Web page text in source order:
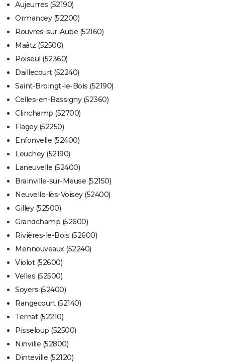
Aujeurres (52190)
Ormancey (52200)
Rouvres-sur-Aube (52160)
Maâtz (52500)
Poiseul (52360)
Daillecourt (52240)
Saint-Broingt-le-Bois (52190)
Celles-en-Bassigny (52360)
Clinchamp (52700)
Flagey (52250)
Enfonvelle (52400)
Leuchey (52190)
Laneuvelle (52400)
Brainville-sur-Meuse (52150)
Neuvelle-lès-Voisey (52400)
Gilley (52500)
Grandchamp (52600)
Rivières-le-Bois (52600)
Mennouveaux (52240)
Violot (52600)
Velles (52500)
Soyers (52400)
Rangecourt (52140)
Ternat (52210)
Pisseloup (52500)
Ninville (52800)
Dinteville (52120)